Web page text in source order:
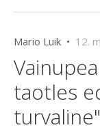
Mario Luik • 12.
taotles